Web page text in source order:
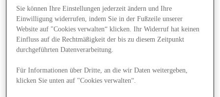
Angebote
Sie können Ihre Einstellungen jederzeit ändern und Ihre
Einwilligung widerrufen, indem Sie in der Fußzeile unserer
Website auf "Cookies verwalten“ klicken. Ihr Widerruf hat keinen
Einfluss auf die Rechtmäßigkeit der bis zu diesem Zeitpunkt
durchgeführten Datenverarbeitung.
Für Informationen über Dritte, an die wir Daten weitergeben,
klicken Sie unten auf "Cookies verwalten“.